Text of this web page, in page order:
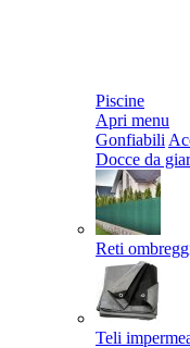
Piscine
Apri menu
Gonfiabili
Docce da
Reti
Teli